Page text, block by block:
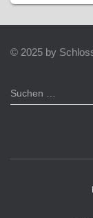
© 2025 by
u
Suchen …